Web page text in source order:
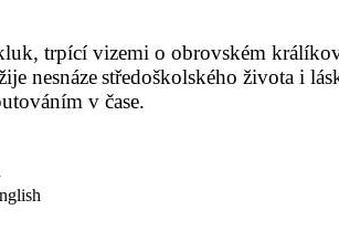
trpící vizemi o obrovském
nesnázestředoškolského života i
v čase.